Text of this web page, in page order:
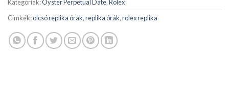
Kategóriák:Oyster Perpetual Date,Rolex
Címkék:olcsó replika órák,replika órák,rolex replika